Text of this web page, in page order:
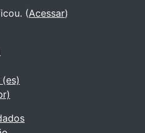
(Acessar)